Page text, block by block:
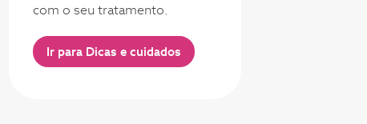
com o seu tratamento.
Ir para Dicas e cuidados